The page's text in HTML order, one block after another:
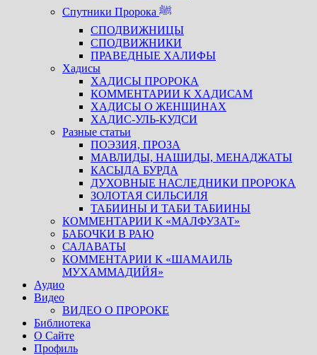
Спутники Пророка ﷺ
СПОДВИЖНИЦЫ
СПОДВИЖНИКИ
ПРАВЕДНЫЕ ХАЛИФЫ
Хадисы
ХАДИСЫ ПРОРОКА
КОММЕНТАРИИ К ХАДИСАМ
ХАДИСЫ О ЖЕНЩИНАХ
ХАДИС-УЛЬ-КУДСИ
Разные статьи
ПОЭЗИЯ, ПРОЗА
МАВЛИДЫ, НАШИДЫ, МЕНАДЖАТЫ
КАСЫДА БУРДА
ДУХОВНЫЕ НАСЛЕДНИКИ ПРОРОКА
ЗОЛОТАЯ СИЛЬСИЛЯ
ТАБИИНЫ И ТАБИ ТАБИИНЫ
КОММЕНТАРИИ К «МАЛФУЗАТ»
БАБОЧКИ В РАЮ
САЛАВАТЫ
КОММЕНТАРИИ К «ШАМАИЛЬ
МУХАММАДИЙЯ»
Аудио
Видео
ВИДЕО О ПРОРОКЕ
Библиотека
О Сайте
Профиль